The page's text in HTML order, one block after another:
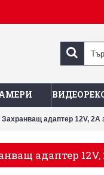
Захранващ адаптер 12V,
адаптер